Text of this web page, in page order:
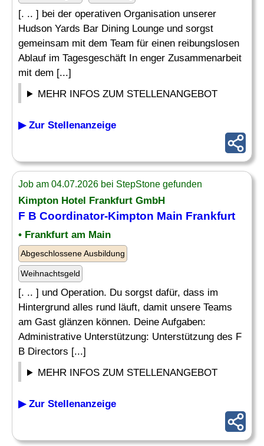
[. .. ] bei der operativen Organisation unserer
Hudson Yards Bar Dining Lounge und sorgst
gemeinsam mit dem Team für einen reibungslosen
Ablauf im Tagesgeschäft In enger Zusammenarbeit
mit dem [...]
MEHR INFOS ZUM STELLENANGEBOT
▶ Zur Stellenanzeige
Job am 04.07.2026 bei StepStone gefunden
Kimpton Hotel Frankfurt GmbH
F B Coordinator-Kimpton Main Frankfurt
• Frankfurt am Main
Abgeschlossene Ausbildung
Weihnachtsgeld
[. .. ] und Operation. Du sorgst dafür, dass im
Hintergrund alles rund läuft, damit unsere Teams
am Gast glänzen können. Deine Aufgaben:
Administrative Unterstützung: Unterstützung des F
B Directors [...]
MEHR INFOS ZUM STELLENANGEBOT
▶ Zur Stellenanzeige